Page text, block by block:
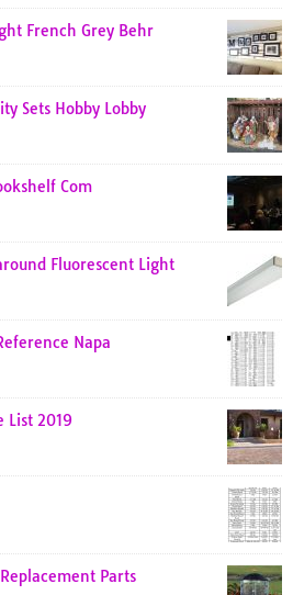
French Grey Behr
Sets Hobby Lobby
Com
Fluorescent Light
Napa
List 2019
Parts